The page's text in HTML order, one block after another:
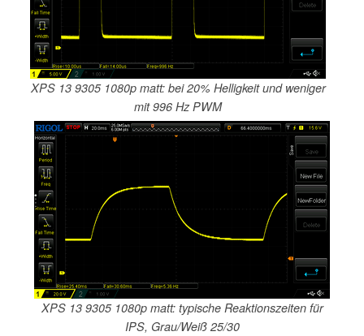
XPS 13 9305 1080p matt: bei 20% Helligkeit und weniger
mit 996 Hz PWM
XPS 13 9305 1080p matt: typische Reaktionszeiten für
IPS, Grau/Weiß 25/30